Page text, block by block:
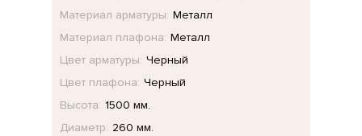
Материал арматуры: Металл
Материал плафона: Металл
Цвет арматуры: Черный
Цвет плафона: Черный
Высота: 1500 мм.
Диаметр: 260 мм.